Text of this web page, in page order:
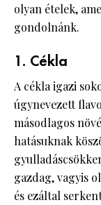
olyan ételek,
gondolnánk.
1. Cékla
A cékla igazi
úgynevezett
másodlagos
hatásuknak
gazdag, vagyis
és ezáltal